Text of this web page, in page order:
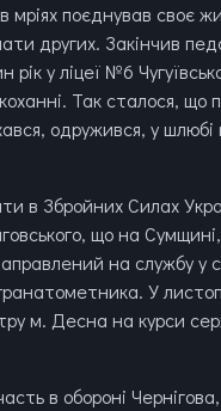
поєднував своє
других. Закінчив
у ліцеї №6
Так сталося, що
одружився, у
в Збройних Силах
що на
на службу у
У
м. Десна на курси
в обороні